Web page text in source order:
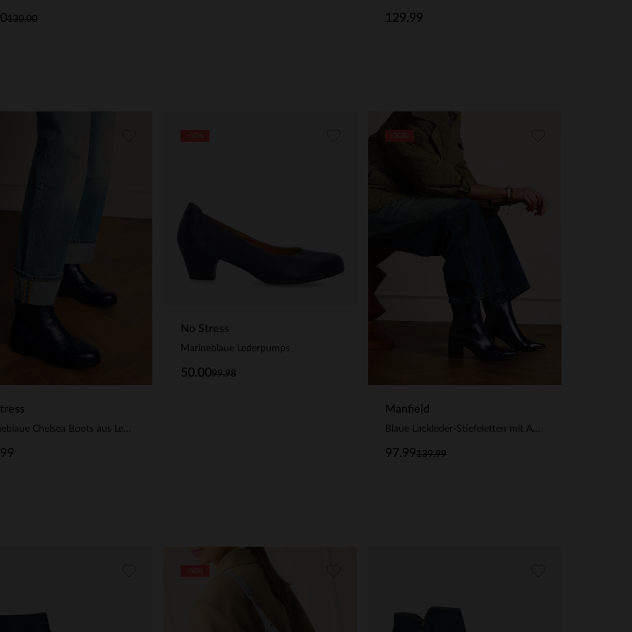
130.00 129.99
Marineblaue Chelsea Boots aus Leder mit Kroko-Details
No Stress
Marineblaue Lederpumps
99.98
50.00
Manfield
Blaue Lackleder-Stiefeletten mit Absatz
139.99
97.99